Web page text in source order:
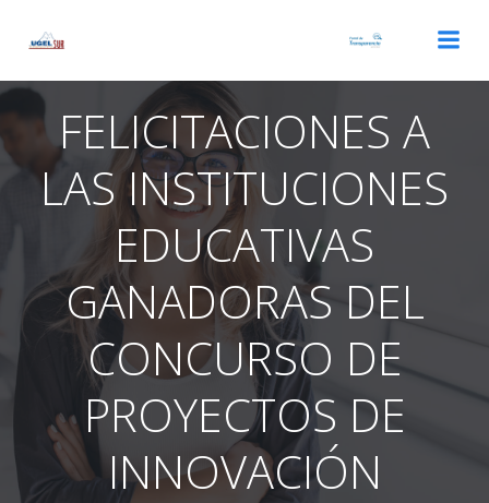
FELICITACIONES A
LAS INSTITUCIONES
EDUCATIVAS
GANADORAS DEL
CONCURSO DE
PROYECTOS DE
INNOVACIÓN